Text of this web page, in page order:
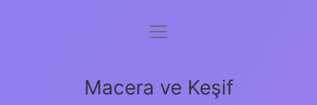
Anasayfa
menüyü
Macera ve Keşif